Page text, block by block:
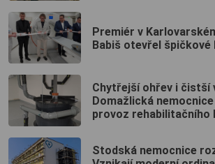
Premiér v
Babiš otevřel špičkové
Chytřejší ohřev i čistší
Domažlická
provoz rehabilitačního
Stodská nemocnice